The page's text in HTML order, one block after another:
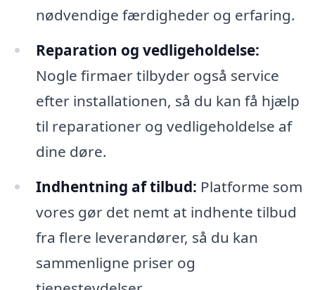
nødvendige færdigheder og erfaring.
Reparation og vedligeholdelse:
Nogle firmaer tilbyder også service
efter installationen, så du kan få hjælp
til reparationer og vedligeholdelse af
dine døre.
Indhentning af tilbud: Platforme som
vores gør det nemt at indhente tilbud
fra flere leverandører, så du kan
sammenligne priser og